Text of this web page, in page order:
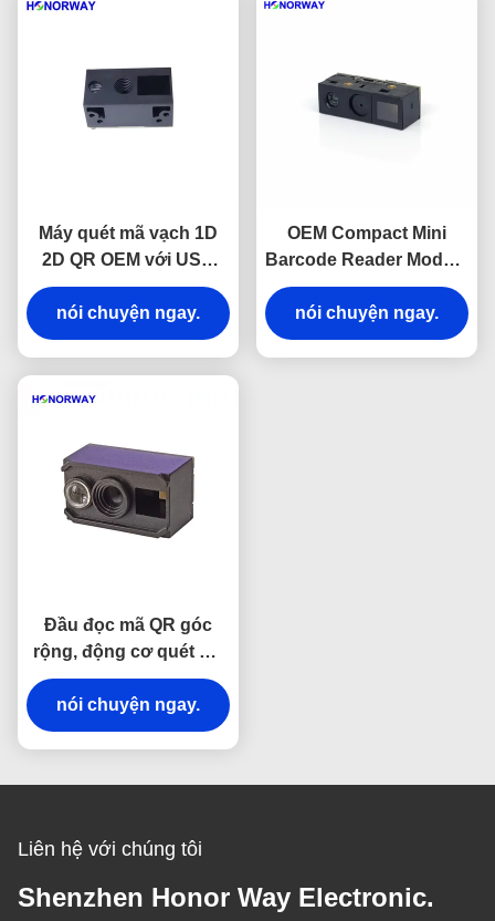
Máy quét mã vạch 1D
2D QR OEM với USB
TTL cho siêu thị bán lẻ
nói chuyện ngay.
OEM Compact Mini
Barcode Reader Module
UART 3.3V Cung cấp
Độ dày 6,8mm
nói chuyện ngay.
Đầu đọc mã QR góc
rộng, động cơ quét mã
vạch 1D 2D cho máy
bán vé
nói chuyện ngay.
Liên hệ với chúng tôi
Shenzhen Honor Way Electronic.